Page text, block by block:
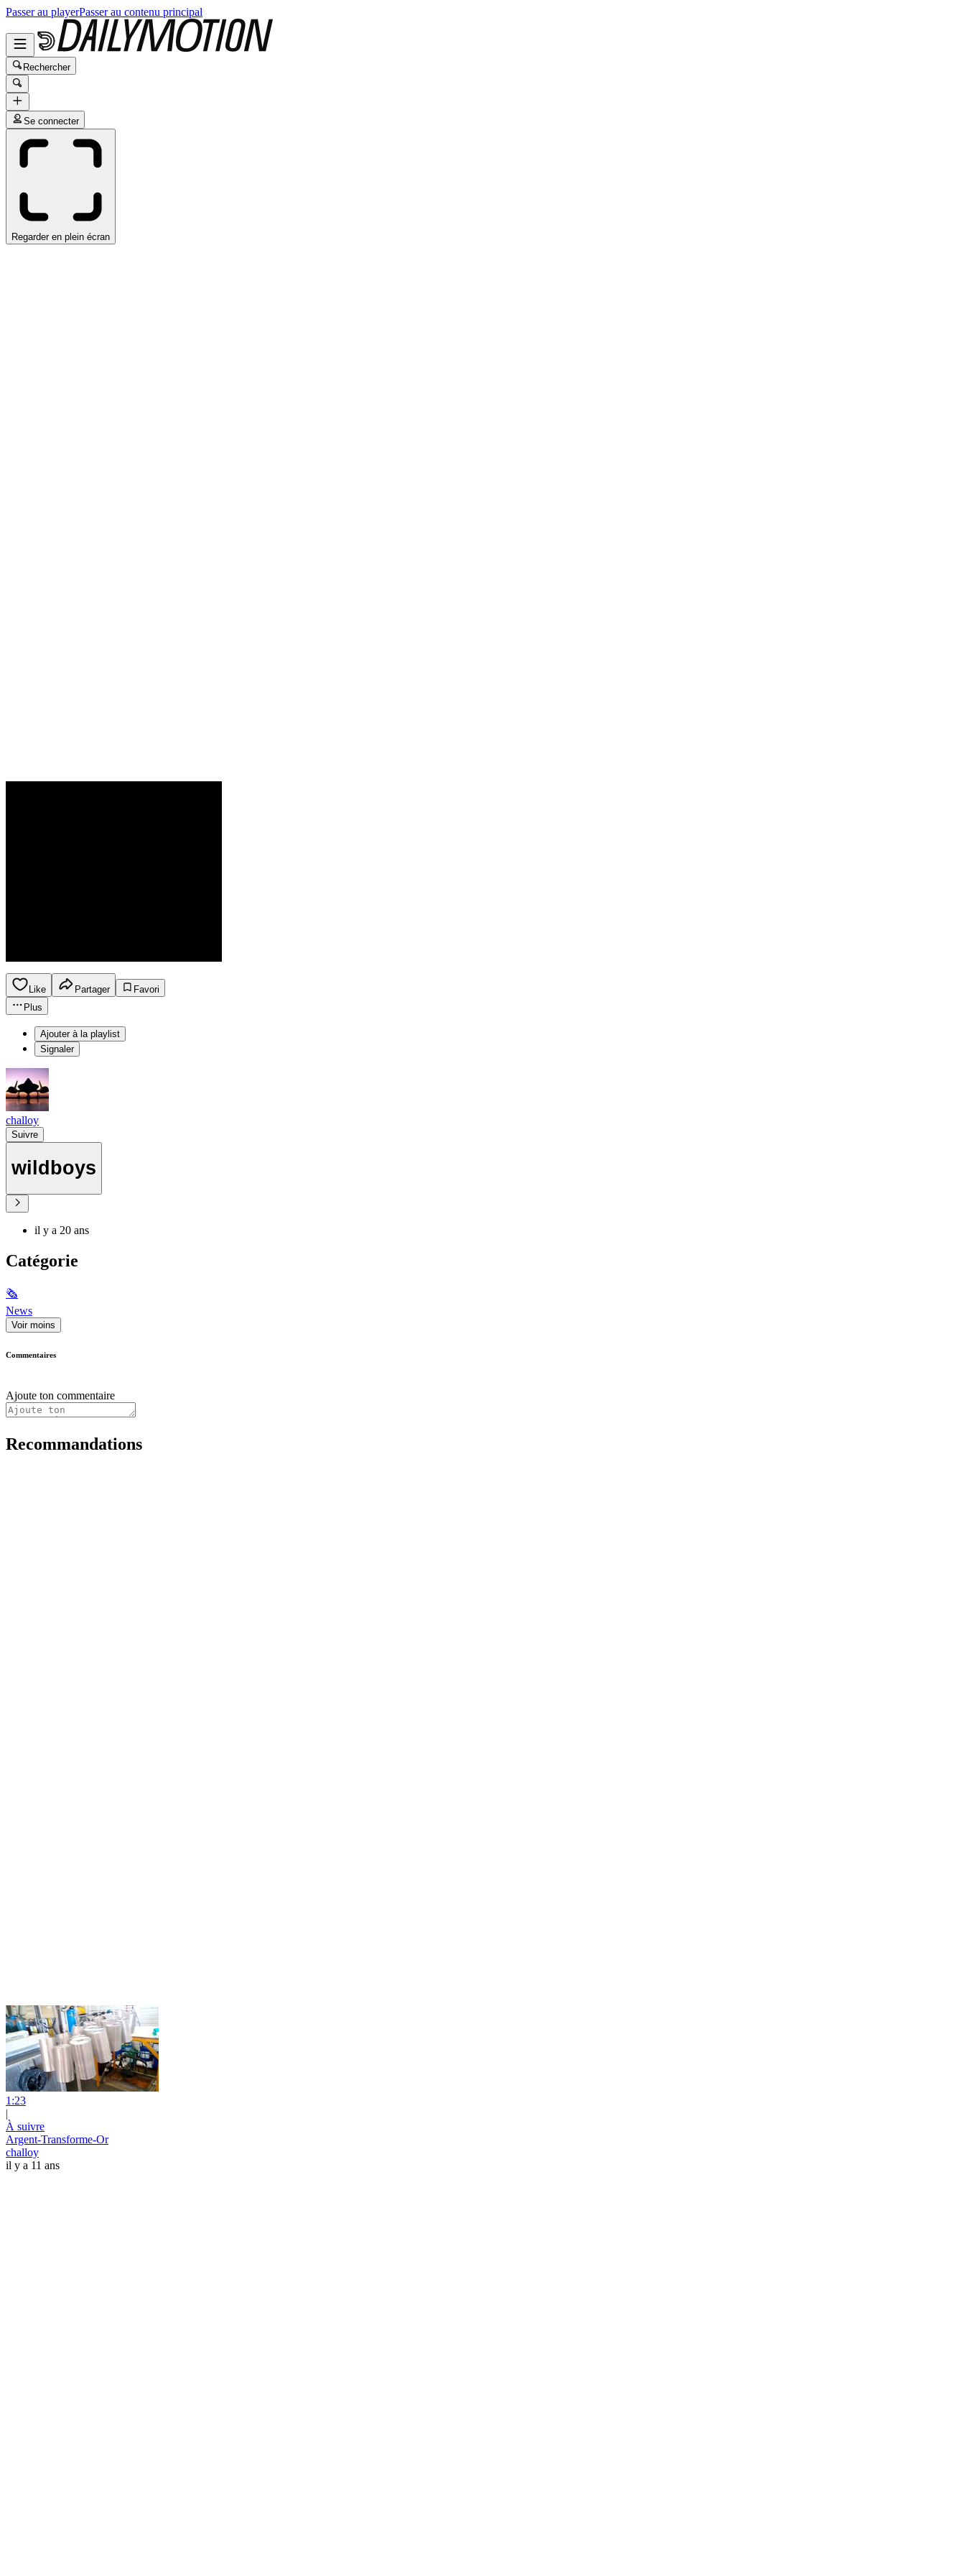
Passer au playerPasser au contenu principal
Rechercher
Se connecter
Regarder en plein écran
Like Partager
Favori
Plus
Ajouter à la playlist
Signaler
challoy
Suivre
wildboys
il y a 20 ans
Catégorie
🗞
News
Voir moins
Commentaires
Ajoute ton commentaire
Recommandations
1:23
|
À suivre
Argent-Transforme-Or
challoy
il y a 11 ans